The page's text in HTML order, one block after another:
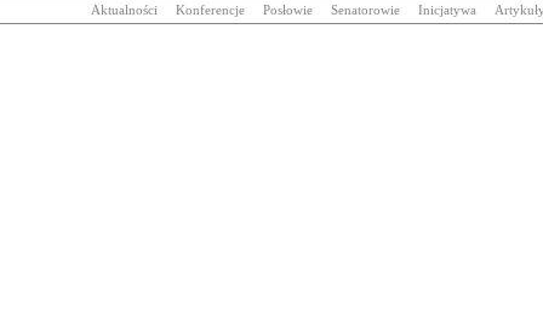
Aktualności Konferencje Posłowie Senatorowie Inicjatywa